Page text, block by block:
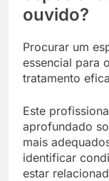
ouvido?
Procurar um
essencial para
tratamento
Este
aprofundado
mais
identificar
estar